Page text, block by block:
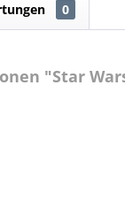
0
"Star